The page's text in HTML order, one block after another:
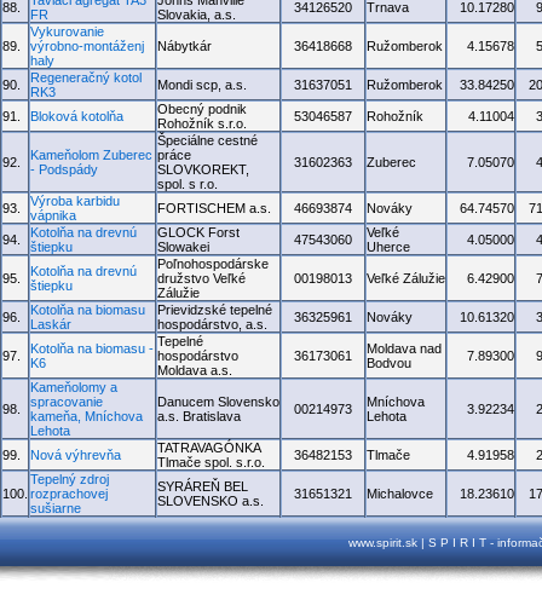
88.
FR
Slovakia, a.s.
34126520 Trnava 10.17280
89.
Vykurovanie
výrobno-montáženj
haly
Nábytkár 36418668 Ružomberok 4.15678
90.
Regeneračný kotol
RK3
Mondi scp, a.s. 31637051 Ružomberok 33.84250
91. Bloková kotolňa
Obecný podnik
Rohožník s.r.o.
53046587 Rohožník 4.11004
92.
Kameňolom Zuberec
- Podspády
Špeciálne cestné
práce
SLOVKOREKT,
spol. s r.o.
31602363 Zuberec 7.05070
93.
Výroba karbidu
vápnika
FORTISCHEM a.s. 46693874 Nováky 64.74570
94.
Kotolňa na drevnú
štiepku
GLOCK Forst
Slowakei
47543060
Veľké
Uherce
4.05000
95.
Kotolňa na drevnú
štiepku
Poľnohospodárske
družstvo Veľké
Zálužie
00198013 Veľké Zálužie 6.42900
96.
Kotolňa na biomasu
Laskár
Prievidzské tepelné
hospodárstvo, a.s.
36325961 Nováky 10.61320
97.
Kotolňa na biomasu -
K6
Tepelné
hospodárstvo
Moldava a.s.
36173061
Moldava nad
Bodvou
7.89300
98.
Kameňolomy a
spracovanie
kameňa, Mníchova
Lehota
Danucem Slovensko
a.s. Bratislava
00214973
Mníchova
Lehota
3.92234
99. Nová výhrevňa
TATRAVAGÓNKA
Tlmače spol. s.r.o.
36482153 Tlmače 4.91958
100.
Tepelný zdroj
rozprachovej
sušiarne
SYRÁREŇ BEL
SLOVENSKO a.s.
31651321 Michalovce 18.23610
www.spirit.sk | S P I R I T -